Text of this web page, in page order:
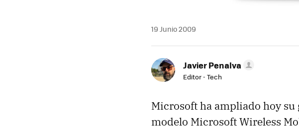
19 Junio 2009
Javier Penalva
Editor - Tech
Microsoft ha ampliado hoy su
modelo Microsoft Wireless